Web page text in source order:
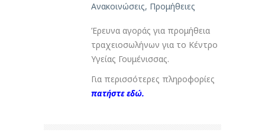
Ανακοινώσεις, Προμήθειες
Έρευνα αγοράς για προμήθεια
τραχειοσωλήνων για το Κέντρο
Υγείας Γουμένισσας.
Για περισσότερες πληροφορίες
πατήστε εδώ.